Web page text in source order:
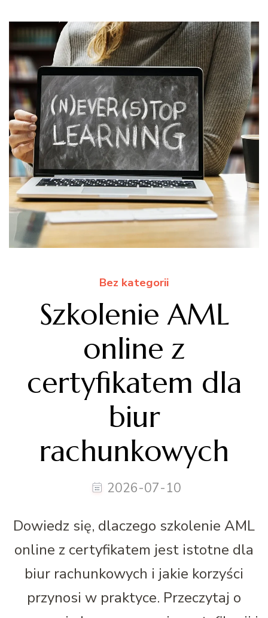
Bez kategorii
Szkolenie AML
online z
certyfikatem dla
biur
rachunkowych
2026-07-10
Dowiedz się, dlaczego szkolenie AML
online z certyfikatem jest istotne dla
biur rachunkowych i jakie korzyści
przynosi w praktyce. Przeczytaj o